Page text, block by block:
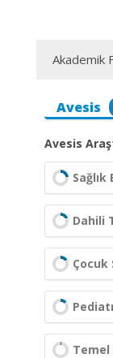
Akademik
Avesis
Avesis
Dahili
Çocuk